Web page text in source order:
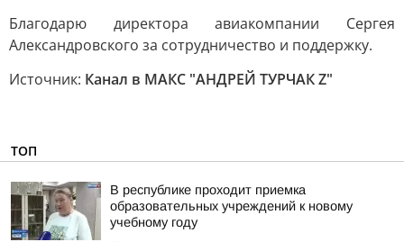
Благодарю директора авиакомпании Сергея
Александровского за сотрудничество и поддержку.
Источник: Канал в МАКС "АНДРЕЙ ТУРЧАК Z"
ТОП
В республике проходит приемка
образовательных учреждений к новому
учебному году